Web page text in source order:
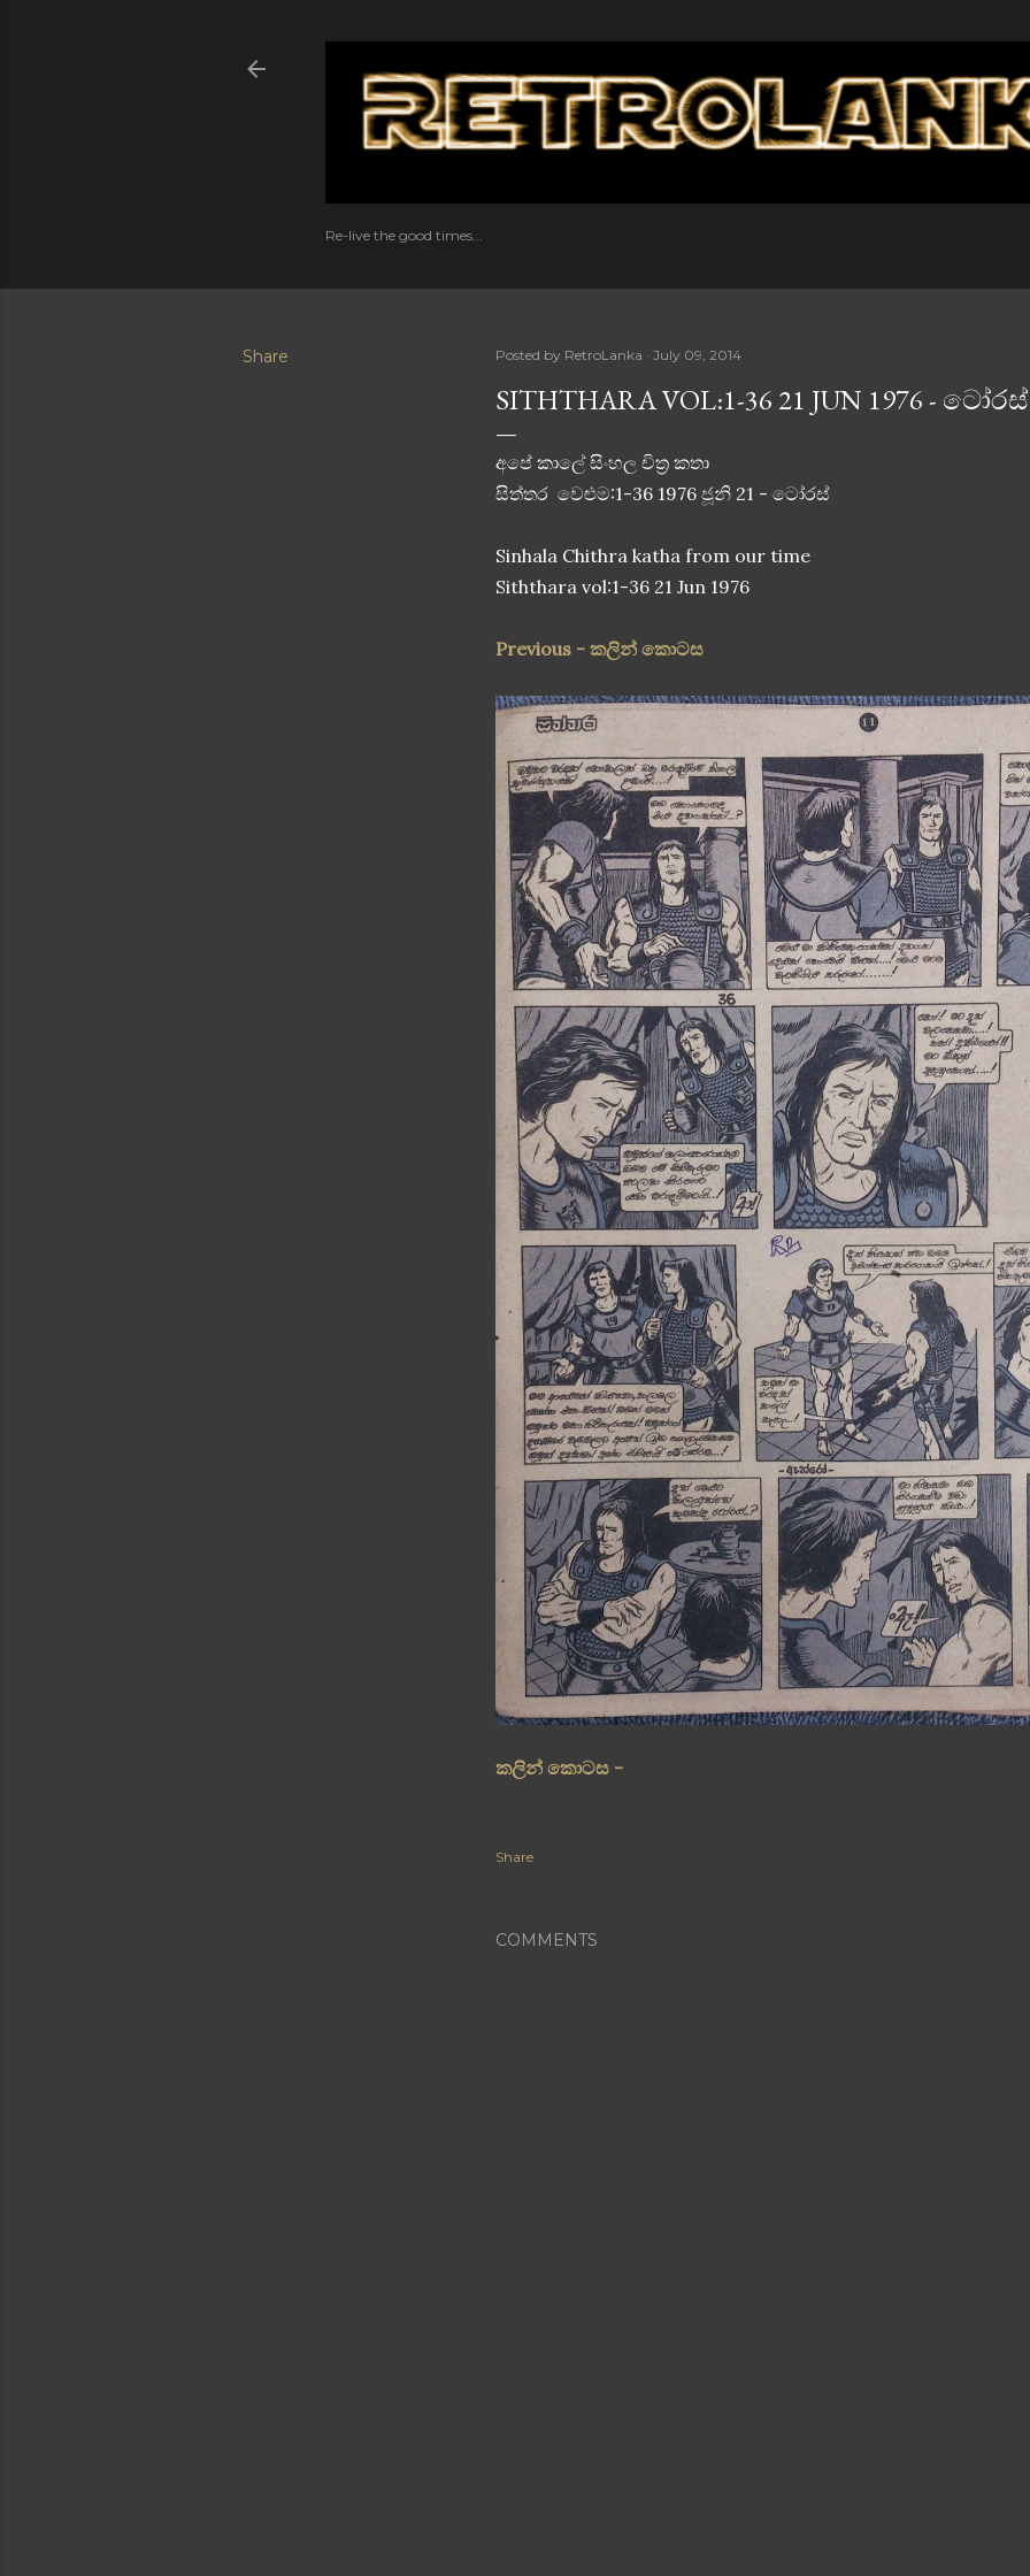
Re-live the good times...
Share Posted by RetroLanka July 09, 2014
SITHTHARA VOL:1-36 21 JUN 1976 - ටෝරස්
අපේ කාලේ සිංහල චිත්‍ර කතා
සිත්තර වෙළුම:1-36 1976 ජූනි 21 - ටෝරස්
Sinhala Chithra katha from our time
Siththara vol:1-36 21 Jun 1976
Previous - කලින් කොටස
කලින් කොටස -
Share
COMMENTS